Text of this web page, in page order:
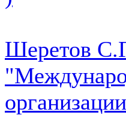
Шеретов
организации